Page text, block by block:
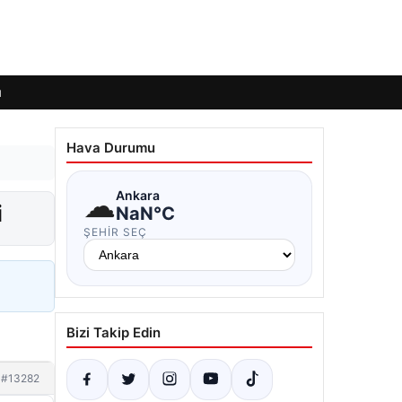
#13282
Hava Durumu
☁Ankara
NaN°C
ŞEHIR SEÇ
Bizi Takip Edin